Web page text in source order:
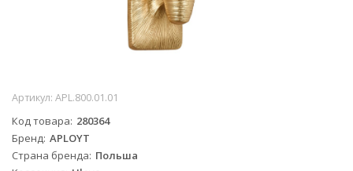
Артикул: APL.800.01.01
Код товара 280364
Бренд APLOYT
Страна бренда Польша